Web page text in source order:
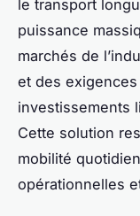
le transport
puissance
marchés de
et des
investissements
Cette solution
mobilité
opérationnelles